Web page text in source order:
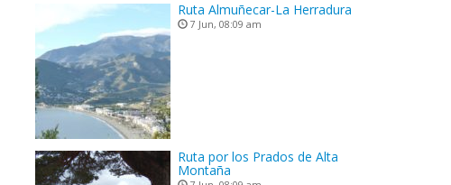
Ruta Almuñecar-La Herradura
7 Jun, 08:09 am
Ruta por los Prados de Alta
Montaña